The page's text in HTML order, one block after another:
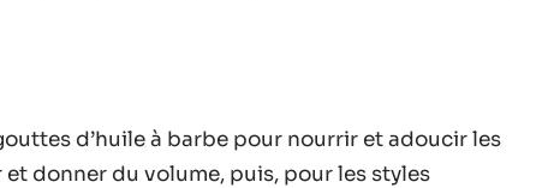
d’huile à barbe pour nourrir et adoucir les
donner du volume, puis, pour les styles